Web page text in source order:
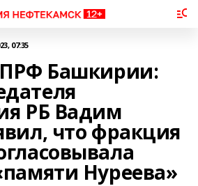
07:35
Башкирии:
РБ Вадим
что фракция
Нуреева»